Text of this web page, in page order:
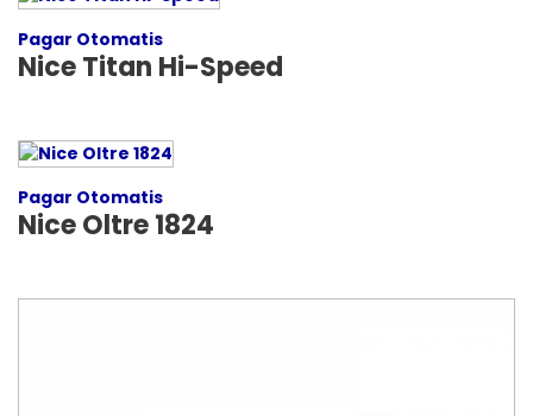
Pagar Otomatis
Nice Titan Hi-Speed
Pagar Otomatis
Nice Oltre 1824